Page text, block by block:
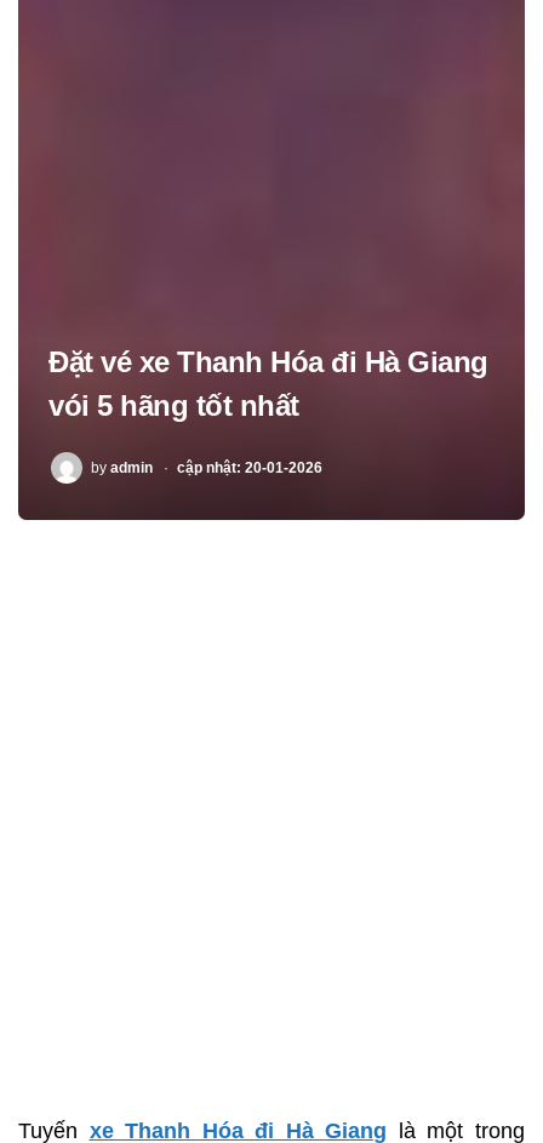
Đặt vé xe Thanh Hóa đi Hà Giang
vói 5 hãng tốt nhất
POSTED
by admin cập nhật: 20-01-2026
Tuyến xe Thanh Hóa đi Hà Giang là một trong